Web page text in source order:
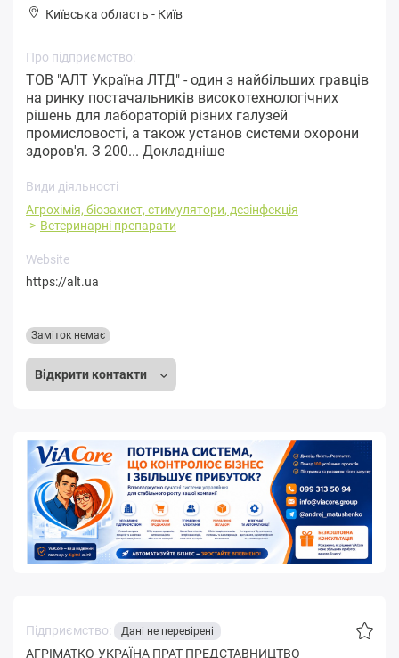
Київська область - Київ
Про підприємство:
ТОВ "АЛТ Україна ЛТД" - один з найбільших гравців
на ринку постачальників високотехнологічних
рішень для лабораторій різних галузей
промисловості, а також установ системи охорони
здоров'я. З 200... Докладніше
Види діяльності
Агрохімія, біозахист, стимулятори, дезінфекція
Ветеринарні препарати
Website
https://alt.ua
Відкрити контакти
Заміток немає
Підприємство: Дані не перевірені
АГРІМАТКО-УКРАЇНА ПРАТ ПРЕДСТАВНИЦТВО